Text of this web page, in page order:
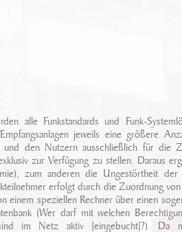
alle Funkstandards und Funk-
jeweils eine größere
und den Nutzern ausschließlich für die
zur Verfügung zu stellen. Daraus
zum anderen die Ungestörtheit
erfolgt durch die Zuordnung
einem speziellen Rechner über einen
(Wer darf mit welchen
im Netz aktiv [eingebucht]?). Da